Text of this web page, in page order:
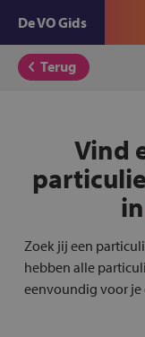
De VO Gids
Terug
Vind
in
Zoek jij een
hebben alle
eenvoundig voor je